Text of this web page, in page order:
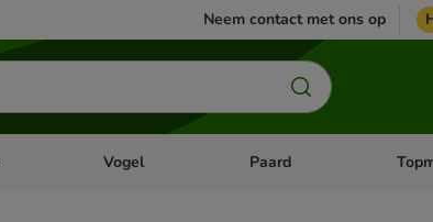
Neem contact met ons op
categorie menu: Kleine dieren
Open categorie menu: Vis
Vogel Open categorie menu: Vogel
Paard Open